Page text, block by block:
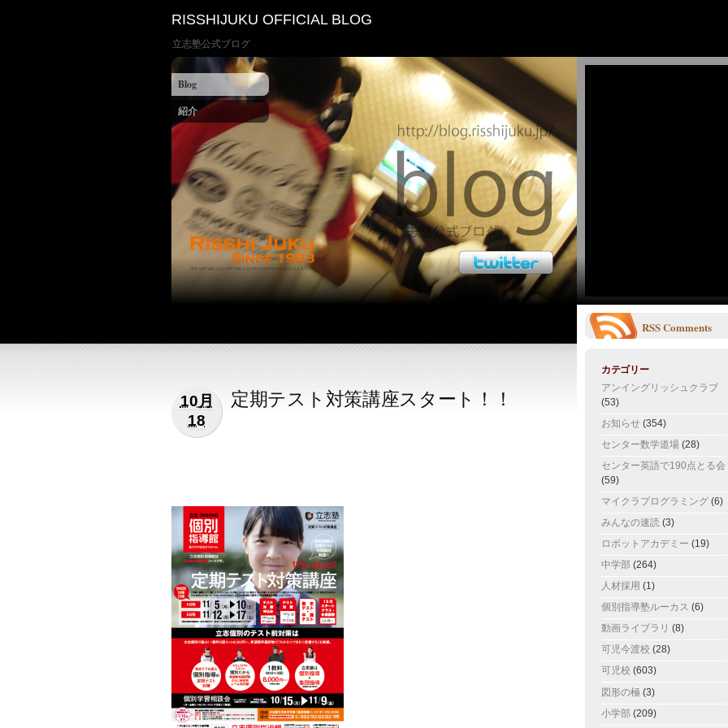
RISSHIJUKU OFFICIAL BLOG
立志塾公式ブログ
Blog
紹介
10月
18
定期テスト対策講座スタート！！
RSSComments
カテゴリー
アンイングリッシュクラブ
(53)
お知らせ (354)
センター数学道場 (28)
センター英語で190点とる会
(59)
マイクラプログラミング (6)
みんなの速読 (3)
ロボットアカデミー (19)
中学部 (264)
人材採用 (1)
個別指導塾ルーカス (6)
動画ライブラリ (8)
可児今渡校 (28)
可児校 (603)
図形の極 (3)
小学部 (209)